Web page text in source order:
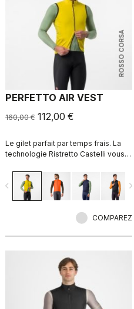
ROSSO CORSA
PERFETTO AIR VEST
160,00 € 112,00 €
Le gilet parfait par temps frais. La
technologie Ristretto Castelli vous
une quantité d’air limitée pour garder
votre corps au sec.
navigate_before
COMPAREZ